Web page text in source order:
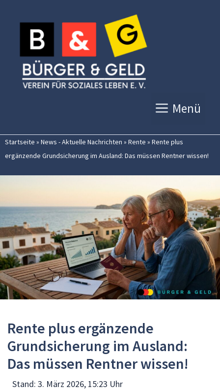
Inhalt
springen
Menü
Startseite » News - Aktuelle Nachrichten » Rente » Rente plus
ergänzende Grundsicherung im Ausland: Das müssen Rentner wissen!
Rente plus ergänzende
Grundsicherung im Ausland:
Das müssen Rentner wissen!
Stand: 3. März 2026, 15:23 Uhr